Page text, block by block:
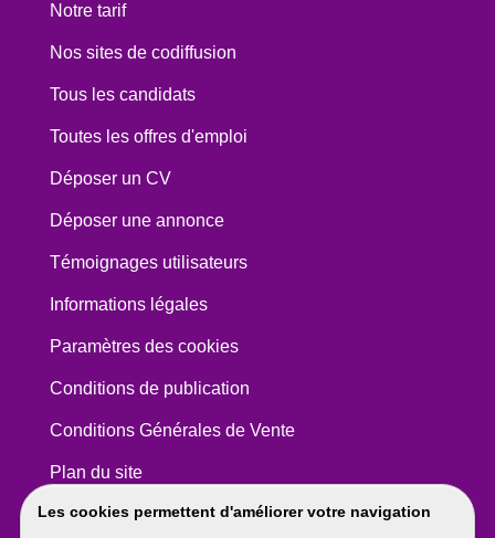
Les cookies permettent d'améliorer votre navigation
Notre tarif
Nos sites de codiffusion
Tous les candidats
Toutes les offres d'emploi
Déposer un CV
Déposer une annonce
Témoignages utilisateurs
Informations légales
Paramètres des cookies
Conditions de publication
Conditions Générales de Vente
Plan du site